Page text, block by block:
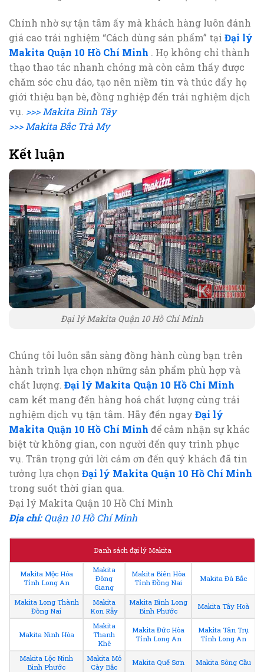
Chính nhờ sự tận tâm ấy mà khách hàng luôn đánh
giá cao trải nghiệm “Cách dùng sản phẩm” tại Đại lý
Makita Quận 10 Hồ Chí Minh . Họ không chỉ thành
thạo thao tác nhanh chóng mà còn cảm thấy được
chăm sóc chu đáo, tạo nên niềm tin và thúc đẩy họ
giới thiệu bạn bè, đồng nghiệp đến trải nghiệm dịch
vụ. >>> Makita Bình Tây
>>> Makita Bắc Trà My
Kết luận
Đại lý Makita Quận 10 Hồ Chí Minh
Chúng tôi luôn sẵn sàng đồng hành cùng bạn trên
hành trình lựa chọn những sản phẩm phù hợp và
chất lượng. Đại lý Makita Quận 10 Hồ Chí Minh
cam kết mang đến hàng hoá chất lượng cùng trải
nghiệm dịch vụ tận tâm. Hãy đến ngay Đại lý
Makita Quận 10 Hồ Chí Minh để cảm nhận sự khác
biệt từ không gian, con người đến quy trình phục
vụ. Trân trọng gửi lời cảm ơn đến quý khách đã tin
tưởng lựa chọn Đại lý Makita Quận 10 Hồ Chí Minh
trong suốt thời gian qua.
Đại lý Makita Quận 10 Hồ Chí Minh
Địa chỉ:Quận 10 Hồ Chí Minh
Danh sách đại lý Makita
Makita Mộc Hóa
Tỉnh Long An
Makita
Đông
Giang
Makita Biên Hòa
Tỉnh Đồng Nai
Makita Đà Bắc
Makita Long Thành
Đồng Nai
Makita
Kon Rẫy
Makita Bình Long
Bình Phước
Makita Tây Hoà
Makita Ninh Hòa
Makita
Thanh
Khê
Makita Đức Hòa
Tỉnh Long An
Makita Tân Trụ
Tỉnh Long An
Makita Lộc Ninh
Bình Phước
Makita Mỏ
Cày Bắc
Makita Quế Sơn Makita Sông Cầu